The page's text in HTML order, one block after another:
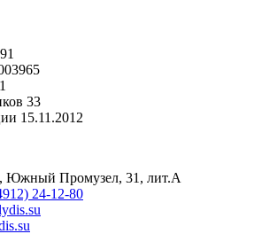
33
15.11.2012
Южный Промузел, 31, лит.А
24-12-80